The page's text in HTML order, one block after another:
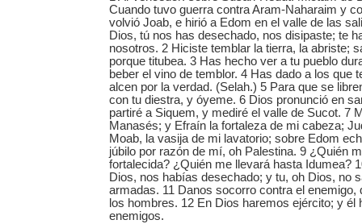
Cuando tuvo guerra contra Aram-Naharaim y
volvió Joab, e hirió a Edom en el valle de las
Dios, tú nos has desechado, nos disipaste; te
nosotros. 2 Hiciste temblar la tierra, la abriste;
porque titubea. 3 Has hecho ver a tu pueblo
beber el vino de temblor. 4 Has dado a los que
alcen por la verdad. (Selah.) 5 Para que se
con tu diestra, y óyeme. 6 Dios pronunció en
partiré a Siquem, y mediré el valle de Sucot. 7
Manasés; y Efraín la fortaleza de mi cabeza;
Moab, la vasija de mi lavatorio; sobre Edom
júbilo por razón de mí, oh Palestina. 9 ¿Quién
fortalecida? ¿Quién me llevará hasta Idumea?
Dios, nos habías desechado; y tu, oh Dios, no
armadas. 11 Danos socorro contra el enemigo,
los hombres. 12 En Dios haremos ejército; y él
enemigos.